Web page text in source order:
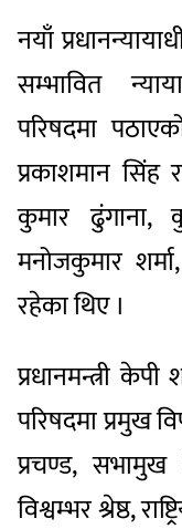
नयाँ
सम्भावित
परिषदमा
प्रकाशमान सिंह
कुमार ढुंगाना,
मनोजकुमार
रहेका थिए ।
प्रधानमन्त्री
परिषदमा प्रमुख
प्रचण्ड, सभामुख
विश्वम्भर श्रेष्ठ,